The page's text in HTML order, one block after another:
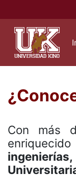
Con más